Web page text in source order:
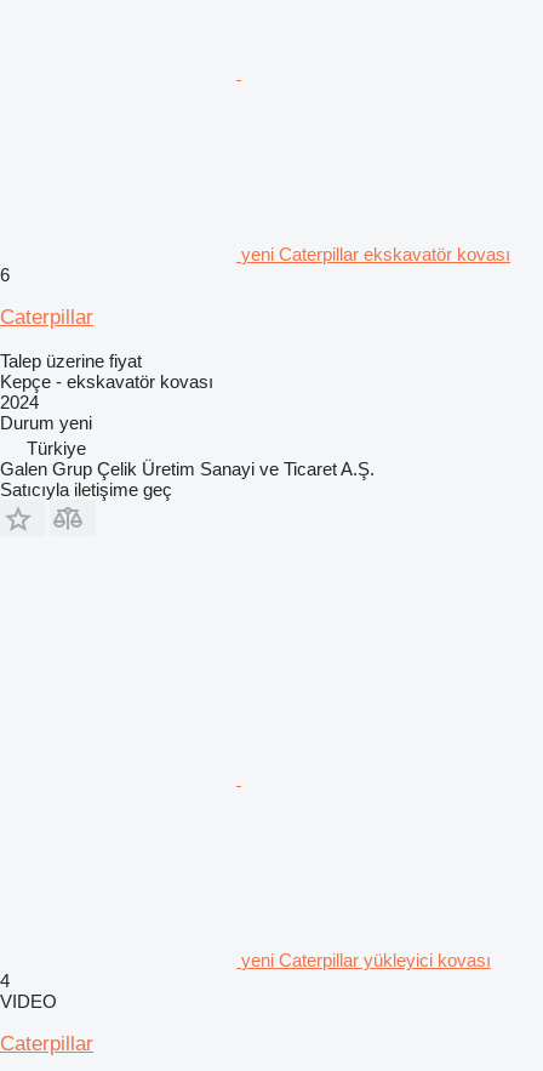
yeni Caterpillar ekskavatör kovası
6
Caterpillar
Talep üzerine fiyat
Kepçe - ekskavatör kovası
2024
Durum yeni
Türkiye
Galen Grup Çelik Üretim Sanayi ve Ticaret A.Ş.
Satıcıyla iletişime geç
yeni Caterpillar yükleyici kovası
4
VIDEO
Caterpillar